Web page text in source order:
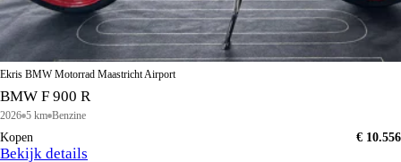
Ekris BMW Motorrad Maastricht Airport
BMW F 900 R
2026 5 km Benzine
Kopen € 10.556
Bekijk details